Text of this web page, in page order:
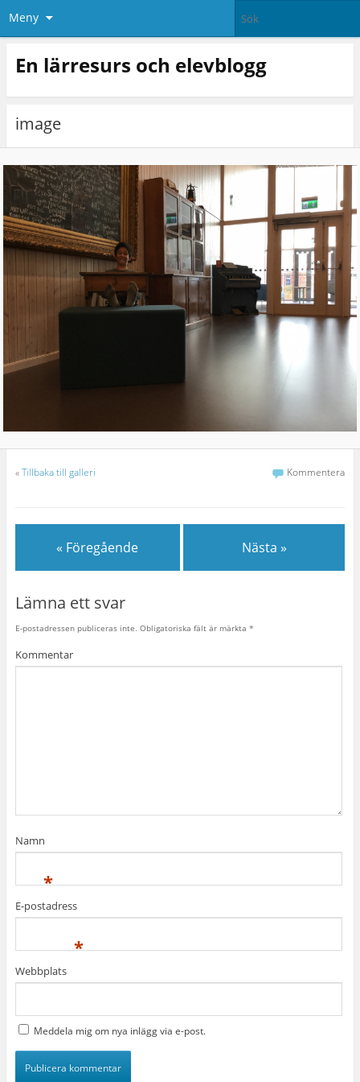
Meny
En lärresurs och elevblogg
image
«Tillbaka till galleri Kommentera
« Föregående Nästa »
Lämna ett svar
E-postadressen publiceras inte. Obligatoriska fält är märkta *
Kommentar
Namn
*
E-postadress
*
Webbplats
Meddela mig om nya inlägg via e-post.